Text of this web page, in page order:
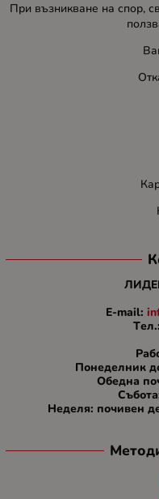
При възникване на спор,
E-mail:
Понеделник
Обедна
Неделя: